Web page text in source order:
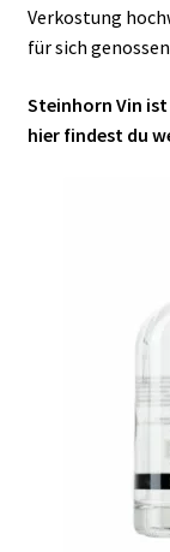
Verkostung
für sich
Steinhorn Vin
hier findest du